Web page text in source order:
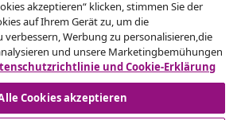
Vertrag zurücktreten
akzeptieren“ klicken, stimmen Sie der
auf Ihrem Gerät zu, um die
Werbung zu personalisieren,die
und unsere Marketingbemühungen
und Cookie-Erklärung
Cookies akzeptieren